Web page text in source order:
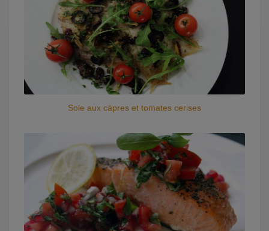
Sole aux câpres et tomates cerises